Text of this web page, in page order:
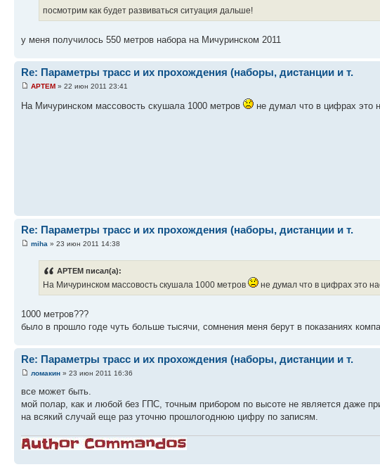
посмотрим как будет развиваться ситуация дальше!
у меня получилось 550 метров набора на Мичуринском 2011
Re: Параметры трасс и их прохождения (наборы, дистанции и т.
APTEM » 22 июн 2011 23:41
На Мичуринском массовость скушала 1000 метров не думал что в цифрах это
Re: Параметры трасс и их прохождения (наборы, дистанции и т.
miha » 23 июн 2011 14:38
APTEM писал(а):
На Мичуринском массовость скушала 1000 метров не думал что в цифрах это
1000 метров???
было в прошло годе чуть больше тысячи, сомнения меня берут в показаниях
Re: Параметры трасс и их прохождения (наборы, дистанции и т.
ломакин » 23 июн 2011 16:36
все может быть.
мой полар, как и любой без ГПС, точным прибором по высоте не является даже
на всякий случай еще раз уточню прошлогоднюю цифру по записям.